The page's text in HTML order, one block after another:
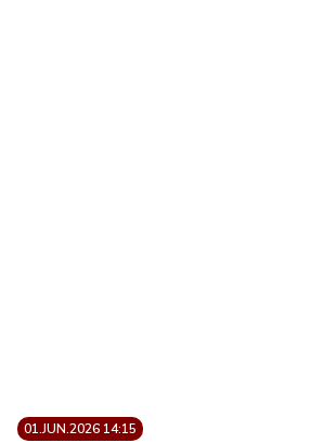
01.JUN.2026 14:15